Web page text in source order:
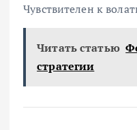
Чувствителен к
Читать статью
стратегии